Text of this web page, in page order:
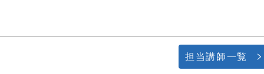
担当講師一覧